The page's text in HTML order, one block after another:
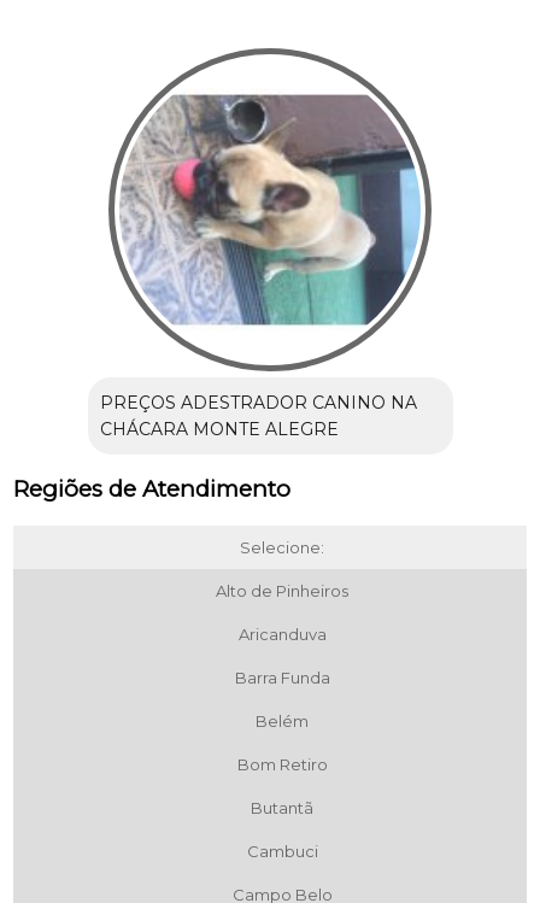
PREÇOS ADESTRADOR CANINO NA
CHÁCARA MONTE ALEGRE
Regiões de Atendimento
Selecione:
Alto de Pinheiros
Aricanduva
Barra Funda
Belém
Bom Retiro
Butantã
Cambuci
Campo Belo